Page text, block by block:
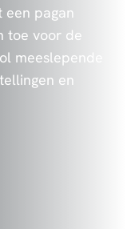
een pagan
toe voor de
meeslepende
en